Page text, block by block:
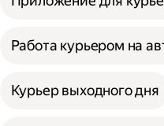
Работа курьером на
Курьер выходного дня